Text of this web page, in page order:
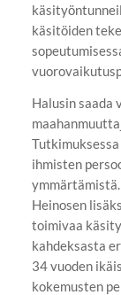
käsitöiden
Halusin saada
ihmisten
Heinosen
toimivaa
kahdeksasta
34 vuoden
kokemusten